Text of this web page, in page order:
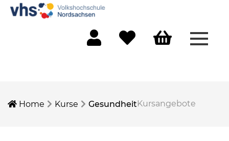
Home Kurse GesundheitKursangebote